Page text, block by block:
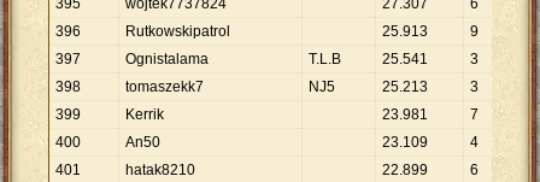
395
wojtek7737824 27.307 6
396
Rutkowskipatrol 25.913 9 2.
397
Ognistalama T.L.B 25.541 3
.
398
tomaszekk7 NJ5 25.213 3
.
399
Kerrik 23.981 7 3.
400
An50 23.109 4 5.
401
hatak8210 22.899 6
.